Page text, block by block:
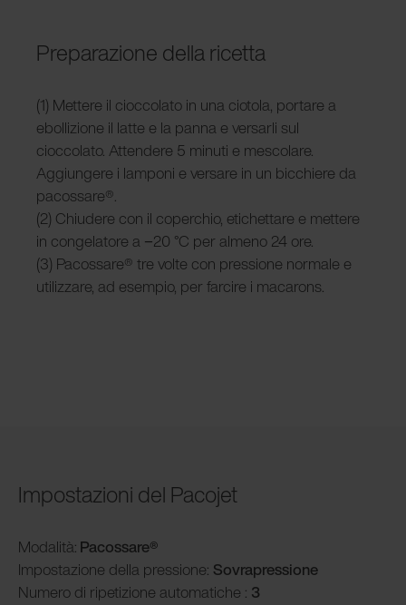
Preparazione della ricetta
(1) Mettere il cioccolato in una ciotola, portare a
ebollizione il latte e la panna e versarli sul
cioccolato. Attendere 5 minuti e mescolare.
Aggiungere i lamponi e versare in un bicchiere da
pacossare®.
(2) Chiudere con il coperchio, etichettare e mettere
in congelatore a −20 °C per almeno 24 ore.
(3) Pacossare® tre volte con pressione normale e
utilizzare, ad esempio, per farcire i macarons.
Impostazioni del Pacojet
Modalità: Pacossare®
Impostazione della pressione: Sovrapressione
Numero di ripetizione automatiche : 3